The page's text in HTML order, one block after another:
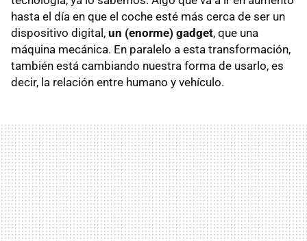
hasta el día en que el coche esté más cerca de ser un
dispositivo digital, un (enorme) gadget, que una
máquina mecánica. En paralelo a esta transformación,
también está cambiando nuestra forma de usarlo, es
decir, la relación entre humano y vehículo.